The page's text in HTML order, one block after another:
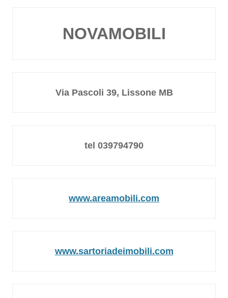
NOVAMOBILI
Via Pascoli 39, Lissone MB
tel 039794790
www.areamobili.com
www.sartoriadeimobili.com